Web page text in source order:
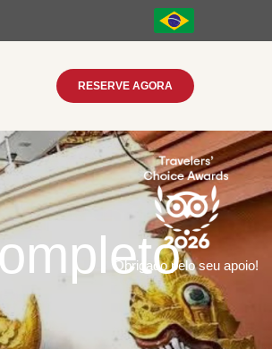
RESERVE AGORA
Obrigado pelo seu apoio!